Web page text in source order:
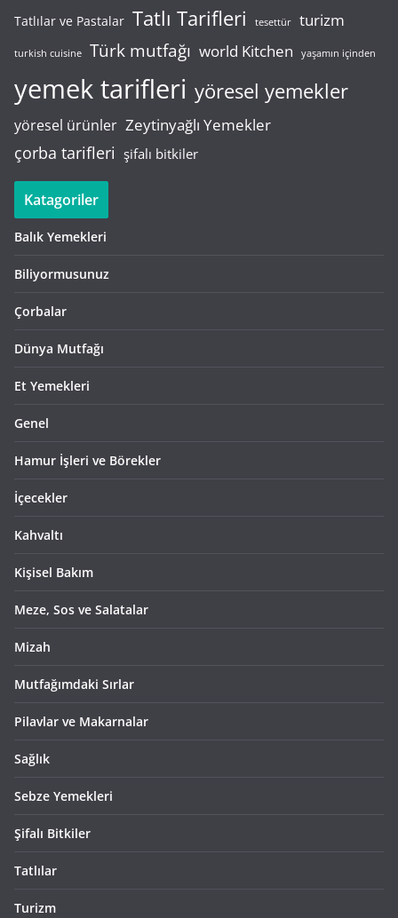
Tatlılar ve Pastalar Tatlı Tarifleri tesettür turizm
turkish cuisine Türk mutfağı world Kitchen yaşamın içinden
yemek tarifleri yöresel yemekler
yöresel ürünler Zeytinyağlı Yemekler
çorba tarifleri şifalı bitkiler
Katagoriler
Balık Yemekleri
Biliyormusunuz
Çorbalar
Dünya Mutfağı
Et Yemekleri
Genel
Hamur İşleri ve Börekler
İçecekler
Kahvaltı
Kişisel Bakım
Meze, Sos ve Salatalar
Mizah
Mutfağımdaki Sırlar
Pilavlar ve Makarnalar
Sağlık
Sebze Yemekleri
Şifalı Bitkiler
Tatlılar
Turizm